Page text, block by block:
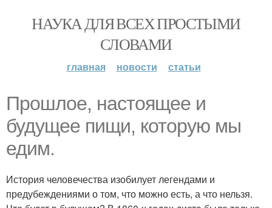
НАУКА ДЛЯ ВСЕХ ПРОСТЫМИ
СЛОВАМИ
главная новости статьи
Прошлое, настоящее и
будущее пищи, которую мы
едим.
История человечества изобилует легендами и
предубеждениями о том, что можно есть, а что нельзя.